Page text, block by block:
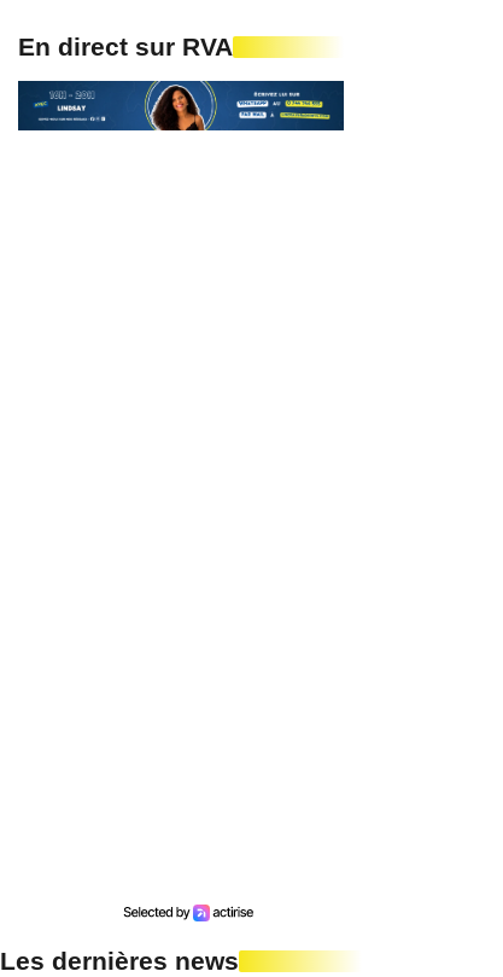
En direct sur RVA
Les dernières news